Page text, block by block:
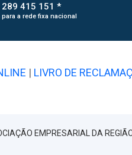
289 415 151 *
para a rede fixa nacional
| LIVRO DE
EMPRESARIAL DA